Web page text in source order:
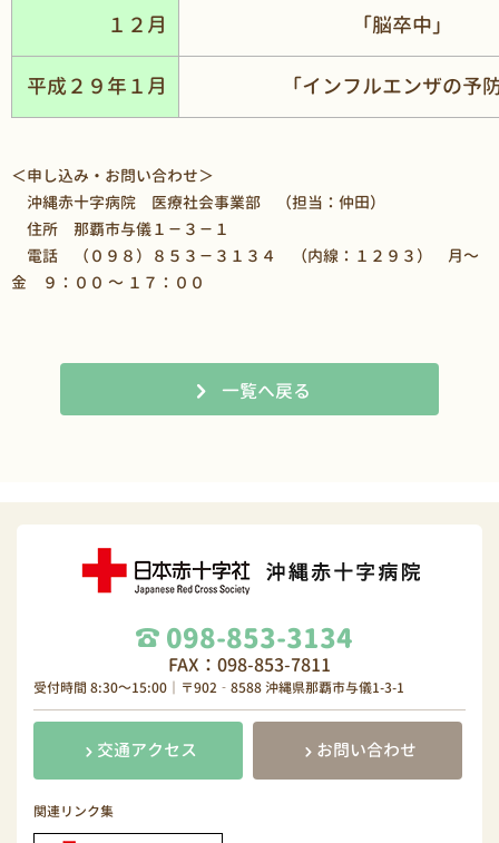
１２月 「脳卒中」
平成２９年１月 「インフルエンザの予
＜申し込み・お問い合わせ＞
沖縄赤十字病院 医療社会事業部 （担当：仲田）
住所 那覇市与儀１－３－１
電話 （０９８）８５３－３１３４ （内線：１２９３） 月～
金 ９：００ ～ １７：００
一覧へ戻る
098-853-3134
FAX：098-853-7811
受付時間 8:30～15:00｜〒902‐8588 沖縄県那覇市与儀1-3-1
交通アクセス お問い合わせ
関連リンク集